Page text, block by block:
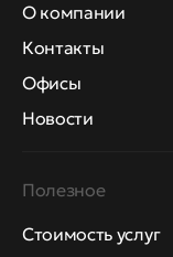
О компании
Контакты
Офисы
Новости
Полезное
Стоимость услуг